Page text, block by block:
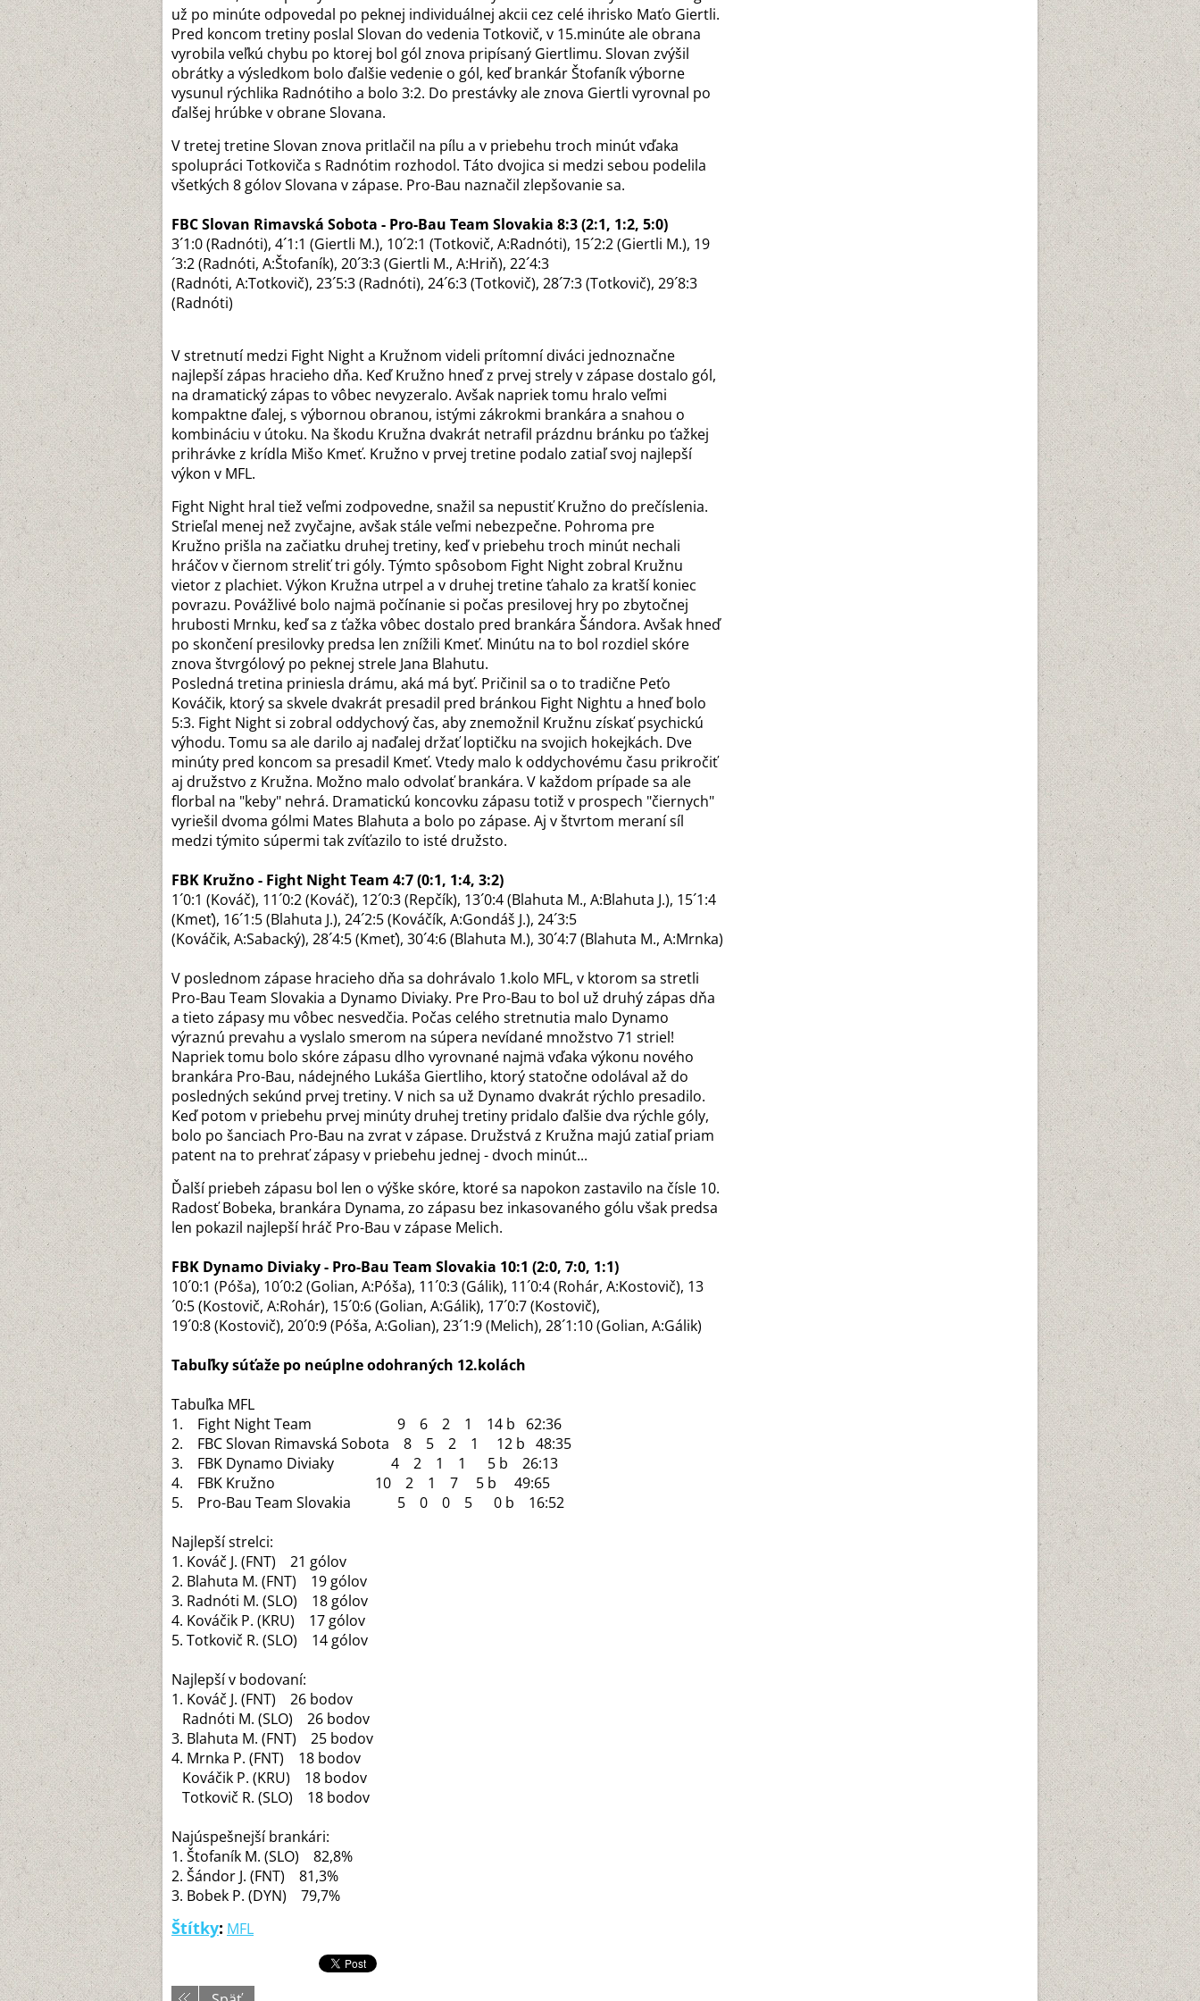
už po minúte odpovedal po peknej individuálnej akcii cez celé ihrisko Maťo Giertli.
Pred koncom tretiny poslal Slovan do vedenia Totkovič, v 15.minúte ale obrana
vyrobila veľkú chybu po ktorej bol gól znova pripísaný Giertlimu. Slovan zvýšil
obrátky a výsledkom bolo ďalšie vedenie o gól, keď brankár Štofaník výborne
vysunul rýchlika Radnótiho a bolo 3:2. Do prestávky ale znova Giertli vyrovnal po
ďalšej hrúbke v obrane Slovana.
V tretej tretine Slovan znova pritlačil na pílu a v priebehu troch minút vďaka
spolupráci Totkoviča s Radnótim rozhodol. Táto dvojica si medzi sebou podelila
všetkých 8 gólov Slovana v zápase. Pro-Bau naznačil zlepšovanie sa.
FBC Slovan Rimavská Sobota - Pro-Bau Team Slovakia 8:3 (2:1, 1:2, 5:0)
3´1:0 (Radnóti), 4´1:1 (Giertli M.), 10´2:1 (Totkovič, A:Radnóti), 15´2:2 (Giertli M.), 19
´3:2 (Radnóti, A:Štofaník), 20´3:3 (Giertli M., A:Hriň), 22´4:3
(Radnóti, A:Totkovič), 23´5:3 (Radnóti), 24´6:3 (Totkovič), 28´7:3 (Totkovič), 29´8:3
(Radnóti)
V stretnutí medzi Fight Night a Kružnom videli prítomní diváci jednoznačne
najlepší zápas hracieho dňa. Keď Kružno hneď z prvej strely v zápase dostalo gól,
na dramatický zápas to vôbec nevyzeralo. Avšak napriek tomu hralo veľmi
kompaktne ďalej, s výbornou obranou, istými zákrokmi brankára a snahou o
kombináciu v útoku. Na škodu Kružna dvakrát netrafil prázdnu bránku po ťažkej
prihrávke z krídla Mišo Kmeť. Kružno v prvej tretine podalo zatiaľ svoj najlepší
výkon v MFL.
Fight Night hral tiež veľmi zodpovedne, snažil sa nepustiť Kružno do prečíslenia.
Strieľal menej než zvyčajne, avšak stále veľmi nebezpečne. Pohroma pre
Kružno prišla na začiatku druhej tretiny, keď v priebehu troch minút nechali
hráčov v čiernom streliť tri góly. Týmto spôsobom Fight Night zobral Kružnu
vietor z plachiet. Výkon Kružna utrpel a v druhej tretine ťahalo za kratší koniec
povrazu. Povážlivé bolo najmä počínanie si počas presilovej hry po zbytočnej
hrubosti Mrnku, keď sa z ťažka vôbec dostalo pred brankára Šándora. Avšak hneď
po skončení presilovky predsa len znížili Kmeť. Minútu na to bol rozdiel skóre
znova štvrgólový po peknej strele Jana Blahutu.
Posledná tretina priniesla drámu, aká má byť. Pričinil sa o to tradične Peťo
Kováčik, ktorý sa skvele dvakrát presadil pred bránkou Fight Nightu a hneď bolo
5:3. Fight Night si zobral oddychový čas, aby znemožnil Kružnu získať psychickú
výhodu. Tomu sa ale darilo aj naďalej držať loptičku na svojich hokejkách. Dve
minúty pred koncom sa presadil Kmeť. Vtedy malo k oddychovému času prikročiť
aj družstvo z Kružna. Možno malo odvolať brankára. V každom prípade sa ale
florbal na "keby" nehrá. Dramatickú koncovku zápasu totiž v prospech "čiernych"
vyriešil dvoma gólmi Mates Blahuta a bolo po zápase. Aj v štvrtom meraní síl
medzi týmito súpermi tak zvíťazilo to isté družsto.
FBK Kružno - Fight Night Team 4:7 (0:1, 1:4, 3:2)
1´0:1 (Kováč), 11´0:2 (Kováč), 12´0:3 (Repčík), 13´0:4 (Blahuta M., A:Blahuta J.), 15´1:4
(Kmeť), 16´1:5 (Blahuta J.), 24´2:5 (Kováčík, A:Gondáš J.), 24´3:5
(Kováčik, A:Sabacký), 28´4:5 (Kmeť), 30´4:6 (Blahuta M.), 30´4:7 (Blahuta M., A:Mrnka)
V poslednom zápase hracieho dňa sa dohrávalo 1.kolo MFL, v ktorom sa stretli
Pro-Bau Team Slovakia a Dynamo Diviaky. Pre Pro-Bau to bol už druhý zápas dňa
a tieto zápasy mu vôbec nesvedčia. Počas celého stretnutia malo Dynamo
výraznú prevahu a vyslalo smerom na súpera nevídané množstvo 71 striel!
Napriek tomu bolo skóre zápasu dlho vyrovnané najmä vďaka výkonu nového
brankára Pro-Bau, nádejného Lukáša Giertliho, ktorý statočne odolával až do
posledných sekúnd prvej tretiny. V nich sa už Dynamo dvakrát rýchlo presadilo.
Keď potom v priebehu prvej minúty druhej tretiny pridalo ďalšie dva rýchle góly,
bolo po šanciach Pro-Bau na zvrat v zápase. Družstvá z Kružna majú zatiaľ priam
patent na to prehrať zápasy v priebehu jednej - dvoch minút...
Ďalší priebeh zápasu bol len o výške skóre, ktoré sa napokon zastavilo na čísle 10.
Radosť Bobeka, brankára Dynama, zo zápasu bez inkasovaného gólu však predsa
len pokazil najlepší hráč Pro-Bau v zápase Melich.
FBK Dynamo Diviaky - Pro-Bau Team Slovakia 10:1 (2:0, 7:0, 1:1)
10´0:1 (Póša), 10´0:2 (Golian, A:Póša), 11´0:3 (Gálik), 11´0:4 (Rohár, A:Kostovič), 13
´0:5 (Kostovič, A:Rohár), 15´0:6 (Golian, A:Gálik), 17´0:7 (Kostovič),
19´0:8 (Kostovič), 20´0:9 (Póša, A:Golian), 23´1:9 (Melich), 28´1:10 (Golian, A:Gálik)
Tabuľky súťaže po neúplne odohraných 12.kolách
Tabuľka MFL
1. Fight Night Team 9 6 2 1 14 b 62:36
2. FBC Slovan Rimavská Sobota 8 5 2 1 12 b 48:35
3. FBK Dynamo Diviaky 4 2 1 1 5 b 26:13
4. FBK Kružno 10 2 1 7 5 b 49:65
5. Pro-Bau Team Slovakia 5 0 0 5 0 b 16:52
Najlepší strelci:
1. Kováč J. (FNT) 21 gólov
2. Blahuta M. (FNT) 19 gólov
3. Radnóti M. (SLO) 18 gólov
4. Kováčik P. (KRU) 17 gólov
5. Totkovič R. (SLO) 14 gólov
Najlepší v bodovaní:
1. Kováč J. (FNT) 26 bodov
Radnóti M. (SLO) 26 bodov
3. Blahuta M. (FNT) 25 bodov
4. Mrnka P. (FNT) 18 bodov
Kováčik P. (KRU) 18 bodov
Totkovič R. (SLO) 18 bodov
Najúspešnejší brankári:
1. Štofaník M. (SLO) 82,8%
2. Šándor J. (FNT) 81,3%
3. Bobek P. (DYN) 79,7%
Štítky: MFL